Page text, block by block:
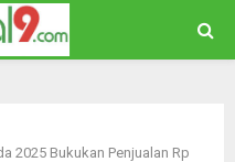
2025 Bukukan Penjualan Rp